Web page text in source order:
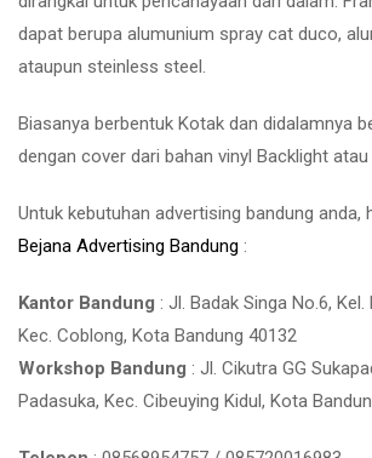
dapat berupa alumunium spray cat duco,
ataupun steinless steel.
Biasanya berbentuk Kotak dan didalamnya
dengan cover dari bahan vinyl Backlight
Untuk kebutuhan advertising bandung anda,
Bejana Advertising Bandung :
Kantor Bandung : Jl. Badak Singa No.6,
Kec. Coblong, Kota Bandung 40132
Workshop Bandung : Jl. Cikutra GG
Padasuka, Kec. Cibeuying Kidul, Kota